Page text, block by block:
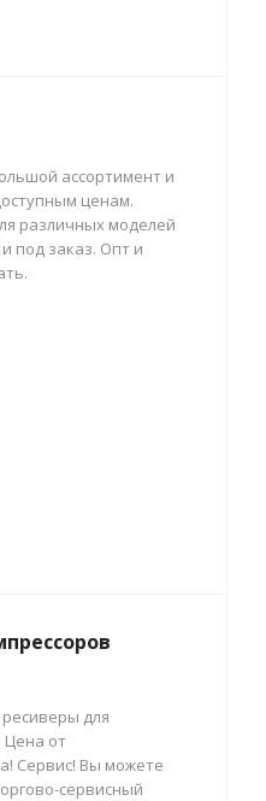
ассортимент и
ценам.
различных моделей
под заказ. Опт и
для
Цена от
Сервис! Вы можете
сервисный